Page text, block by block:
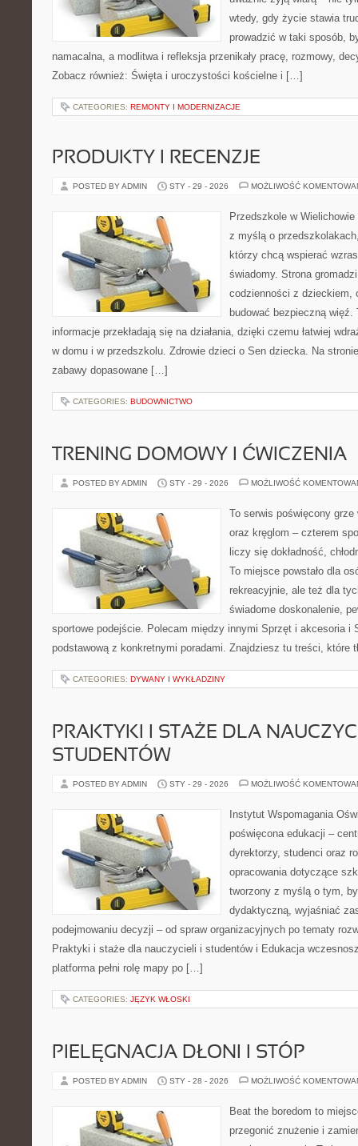
wtedy, gdy życie stawia
prowadzić w taki sposób,
namacalna, a modlitwa i refleksja przenikały pracę, rozmowy,
Zobacz również: Święta i uroczystości kościelne i […]
CATEGORIES: REMONTY I MODERNIZACJE
PRODUKTY I RECENZJE
POSTED BY ADMIN STY - 29 - 2026 MOŻLIWOŚĆ
Przedszkole w
z myślą o
którzy chcą wspierać
świadomy. Strona
codzienności z dzieckiem,
budować bezpieczną
informacje przekładają się na działania, dzięki czemu łatwiej
w domu i w przedszkolu. Zdrowie dzieci o Sen dziecka. Na
zabawy dopasowane […]
CATEGORIES: BUDOWNICTWO
TRENING DOMOWY I ĆWICZENIA
POSTED BY ADMIN STY - 29 - 2026 MOŻLIWOŚĆ
To serwis poświęcony
oraz kręglom – czterem
liczy się dokładność,
To miejsce powstało dla
rekreacyjnie, ale też dla
świadome doskonalenie,
sportowe podejście. Polecam między innymi Sprzęt i akcesoria i
podstawową z konkretnymi poradami. Znajdziesz tu treści, które
CATEGORIES: DYWANY I WYKŁADZINY
PRAKTYKI I STAŻE DLA
STUDENTÓW
POSTED BY ADMIN STY - 29 - 2026 MOŻLIWOŚĆ
Instytut Wspomagania
poświęcona edukacji –
dyrektorzy, studenci oraz
opracowania dotyczące
tworzony z myślą o tym,
dydaktyczną, wyjaśniać
podejmowaniu decyzji – od spraw organizacyjnych po tematy
Praktyki i staże dla nauczycieli i studentów i Edukacja
platforma pełni rolę mapy po […]
CATEGORIES: JĘZYK WŁOSKI
PIELĘGNACJA DŁONI I STÓP
POSTED BY ADMIN STY - 28 - 2026 MOŻLIWOŚĆ
Beat the boredom to
przegonić znużenie i